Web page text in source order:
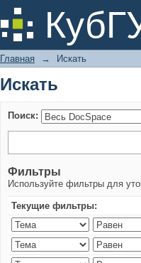
Искать
Главная → Искать
Искать
Поиск:
Фильтры
Используйте фильтры для
Текущие фильтры: